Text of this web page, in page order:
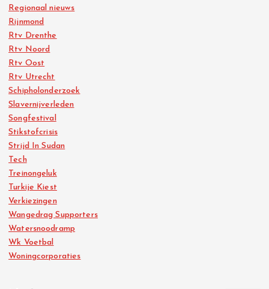
Regionaal nieuws
Rijnmond
Rtv Drenthe
Rtv Noord
Rtv Oost
Rtv Utrecht
Schipholonderzoek
Slavernijverleden
Songfestival
Stikstofcrisis
Strijd In Sudan
Tech
Treinongeluk
Turkije Kiest
Verkiezingen
Wangedrag Supporters
Watersnoodramp
Wk Voetbal
Woningcorporaties